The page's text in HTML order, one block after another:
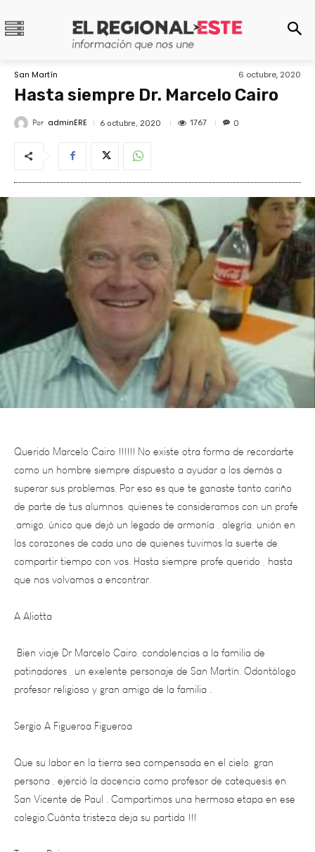
San Martín 6 octubre, 2020
Hasta siempre Dr. Marcelo Cairo
Por adminERE 6 octubre, 2020 1767 0
Querido Marcelo Cairo !!!!!! No existe otra forma de recordarte
como un hombre siempre dispuesto a ayudar a los demás a
superar sus problemas. Por eso es que te ganaste tanto cariño
de parte de tus alumnos, quienes te consideramos con un profe
,amigo, único que dejó un legado de armonía , alegría, unión en
los corazones de cada uno de quienes tuvimos la suerte de
compartir tiempo con vos. Hasta siempre profe querido , hasta
que nos volvamos a encontrar.
A Aliotta
Bien viaje Dr Marcelo Cairo, condolencias a la familia de
patinadores , un exelente personaje de San Martín. Odontólogo
profesor religioso y gran amigo de la familia .
Sergio A Figueroa Figueroa
Que su labor en la tierra sea compensada en el cielo, gran
persona , ejerció la docencia como profesor de catequesis en
San Vicente de Paul . Compartimos una hermosa etapa en ese
colegio.Cuánta tristeza deja su partida !!!
Teresa Ruiz